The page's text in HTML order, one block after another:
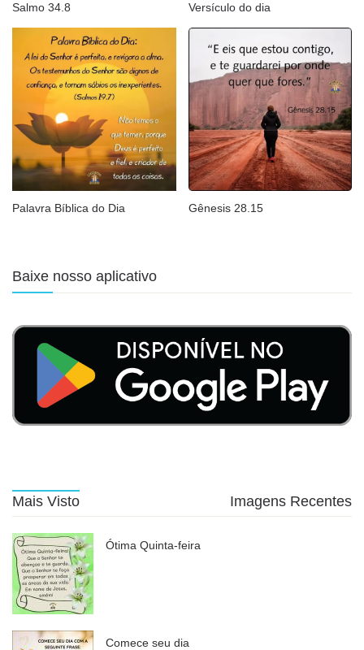
Salmo 34.8 Versículo do dia
Palavra Bíblica do Dia Gênesis 28.15
Baixe nosso aplicativo
Mais Visto Imagens Recentes
Ótima Quinta-feira
Comece seu dia